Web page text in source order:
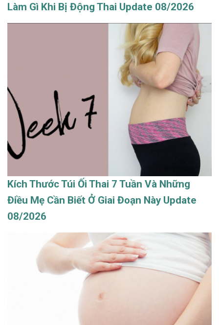
Làm Gì Khi Bị Động Thai Update 08/2026
Kích Thước Túi Ối Thai 7 Tuần Và Những
Điều Mẹ Cần Biết Ở Giai Đoạn Này Update
08/2026